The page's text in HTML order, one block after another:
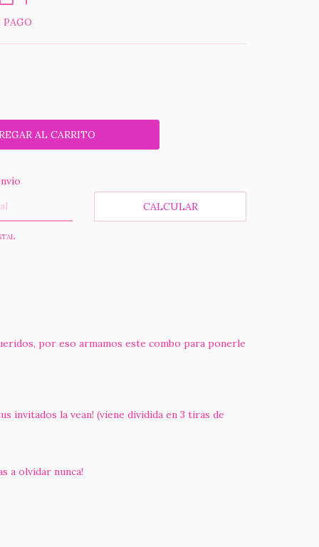
PAGO
CALCULAR
por eso armamos este combo para ponerle
invitados la vean! (viene dividida en 3 tiras de
a olvidar nunca!